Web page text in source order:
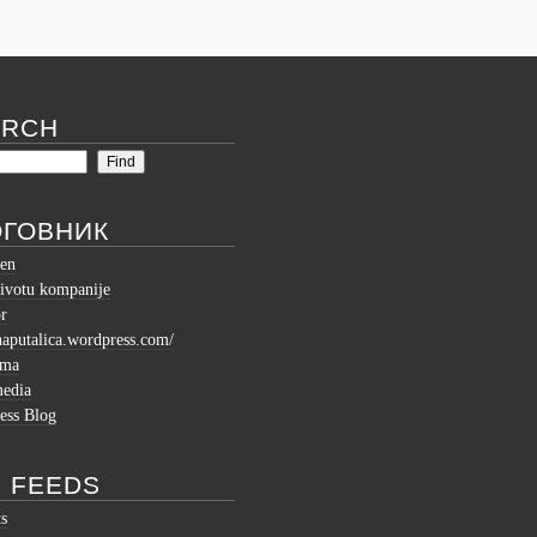
kompanije
Blog
FEEDS